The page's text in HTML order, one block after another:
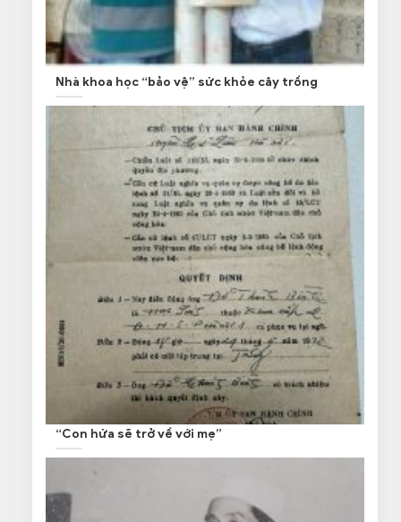
Nhà khoa học “bảo vệ” sức khỏe cây trồng
“Con hứa sẽ trở về với mẹ”